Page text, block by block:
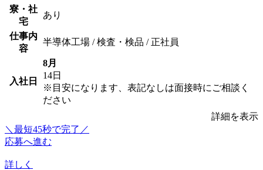
寮・社
宅
あり
仕事内
容
半導体工場 / 検査・検品 / 正社員
入社日
8月
14日
※目安になります、表記なしは面接時にご相談く
ださい
詳細を表示
＼最短45秒で完了／
応募へ進む
詳しく